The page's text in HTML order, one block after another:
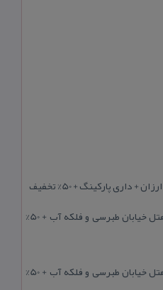
پارکینگ + 50% تخفیف
لیست هتل آپارتمان های مشهد در هتل خیابان طبرسی و فلکه آب + 50%
لیست هتل آپارتمان های مشهد در هتل خیابان طبرسی و فلکه آب + 50%